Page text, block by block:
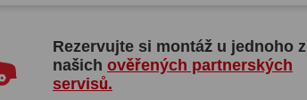
Rezervujte si montáž u jednoho z
našich ověřených partnerských
servisů.